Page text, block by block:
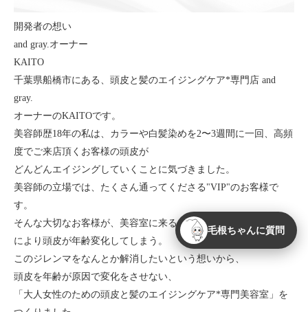
開発者の想い
and gray.オーナー
KAITO
千葉県船橋市にある、頭皮と髪のエイジングケア*専門店 and
gray.
オーナーのKAITOです。
美容師歴18年の私は、カラーや白髪染めを2〜3週間に一回、高頻
度でご来店頂くお客様の頭皮が
どんどんエイジングしていくことに気づきました。
美容師の立場では、たくさん通ってくださる"VIP"のお客様で
す。
そんな大切なお客様が、美容室に来るたびに頭皮は薬剤ダメージ
により頭皮が年齢変化してしまう。
このジレンマをなんとか解消したいという想いから、
頭皮を年齢が原因で変化をさせない、
「大人女性のための頭皮と髪のエイジングケア*専門美容室」を
毛根ちゃんに質問